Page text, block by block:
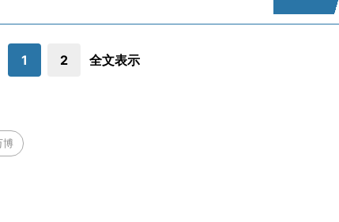
1 2 全文表示
博